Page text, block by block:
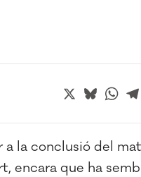
X Bluesky
la conclusió del
encara que ha